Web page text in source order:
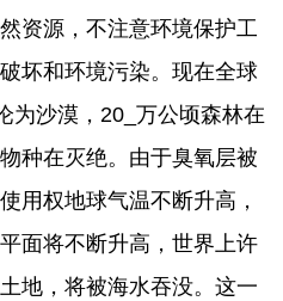
资源，不注意环境保护工
坏和环境污染。现在全球
为沙漠，20_万公顷森林在
种在灭绝。由于臭氧层被
用权地球气温不断升高，
面将不断升高，世界上许
地，将被海水吞没。这一